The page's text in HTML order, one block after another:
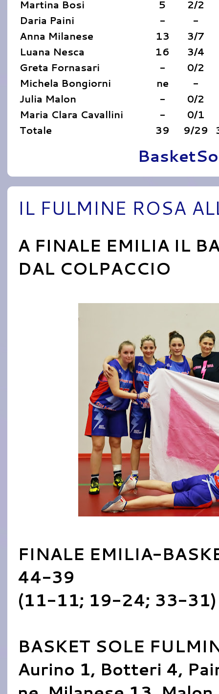
Martina Bosi
5
2/2
Daria Paini
-
-
Anna Milanese
13
3/7
Luana Nesca
16
3/4
Greta Fornasari
-
0/2
Michela Bongiorni
ne
-
Julia Malon
-
0/2
Maria Clara Cavallini
-
0/1
Totale
39 9/29
IL FULMINE ROSA
A FINALE EMILIA IL
DAL COLPACCIO
FINALE EMILIA-
44-39
(11-11; 19-24; 33-31)
BASKET SOLE
Aurino 1, Botteri 4,